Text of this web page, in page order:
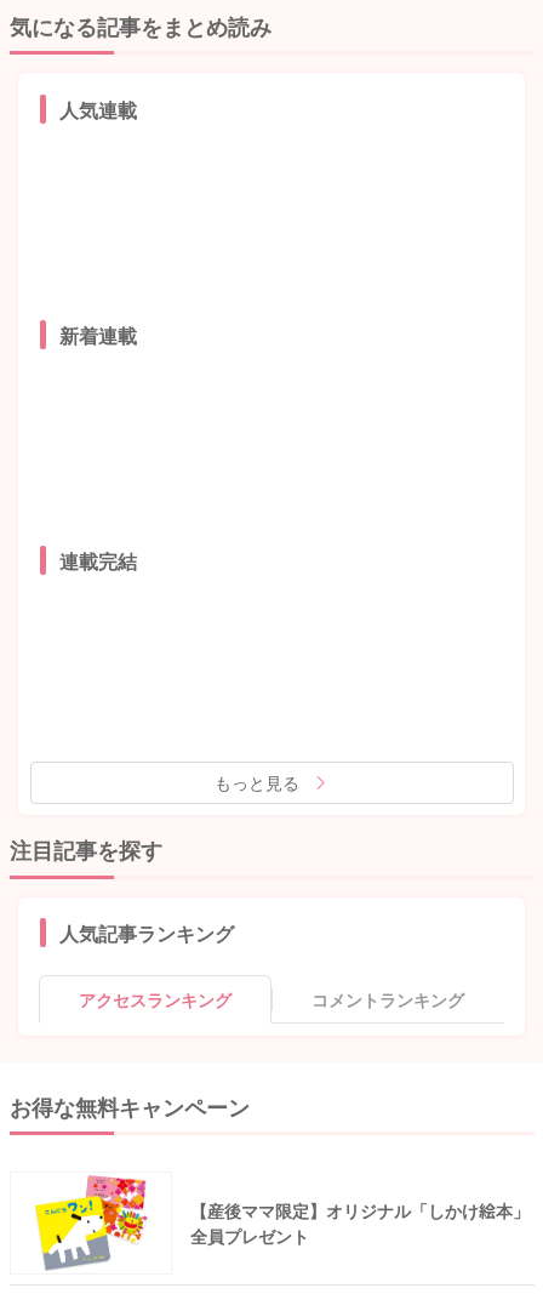
気になる記事をまとめ読み
人気連載
新着連載
連載完結
もっと見る
注目記事を探す
人気記事ランキング
アクセスランキング コメントランキング
お得な無料キャンペーン
【産後ママ限定】オリジナル「しかけ絵本」
全員プレゼント